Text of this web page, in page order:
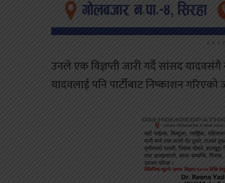
उनले एक विज्ञप्ती जारी गर्दै सांसद
यादवलाई पनि पार्टीबाट निष्काशन